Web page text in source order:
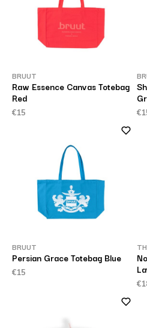
BRUUT
Raw Essence Canvas Totebag
Red
€15
BRUUT
Persian Grace Totebag Blue
€15